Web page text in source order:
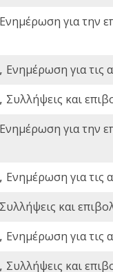
Ενημέρωση για την
Ενημέρωση για τις
Συλλήψεις και
Ενημέρωση για την
Ενημέρωση για τις
Συλλήψεις και
Ενημέρωση για τις
Συλλήψεις και